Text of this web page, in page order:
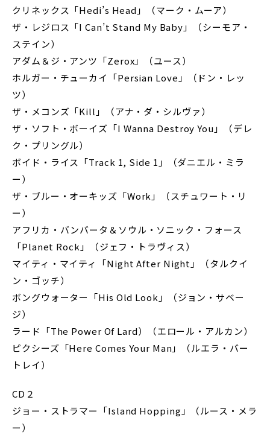
クリネックス「Hedi’s Head」（マーク・ムーア）
ザ・レジロス「I Can’t Stand My Baby」（シーモア・
ステイン）
アダム＆ジ・アンツ「Zerox」（ユース）
ホルガー・チューカイ「Persian Love」（ドン・レッ
ツ）
ザ・メコンズ「Kill」（アナ・ダ・シルヴァ）
ザ・ソフト・ボーイズ「I Wanna Destroy You」（デレ
ク・プリングル）
ボイド・ライス「Track 1, Side 1」（ダニエル・ミラ
ー）
ザ・ブルー・オーキッズ「Work」（スチュワート・リ
ー）
アフリカ・バンバータ＆ソウル・ソニック・フォース
「Planet Rock」（ジェフ・トラヴィス）
マイティ・マイティ「Night After Night」（タルクイ
ン・ゴッチ）
ボングウォーター「His Old Look」（ジョン・サベー
ジ）
ラード「The Power Of Lard）（エロール・アルカン）
ピクシーズ「Here Comes Your Man」（ルエラ・バー
トレイ）
CD２
ジョー・ストラマー「Island Hopping」（ルース・メラ
ー）